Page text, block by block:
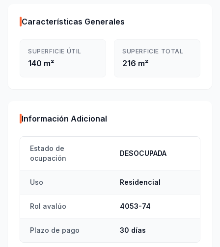
Características Generales
SUPERFICIE ÚTIL
140 m²
SUPERFICIE TOTAL
216 m²
Información Adicional
Estado de
ocupación
DESOCUPADA
Uso Residencial
Rol avalúo 4053-74
Plazo de pago 30 días